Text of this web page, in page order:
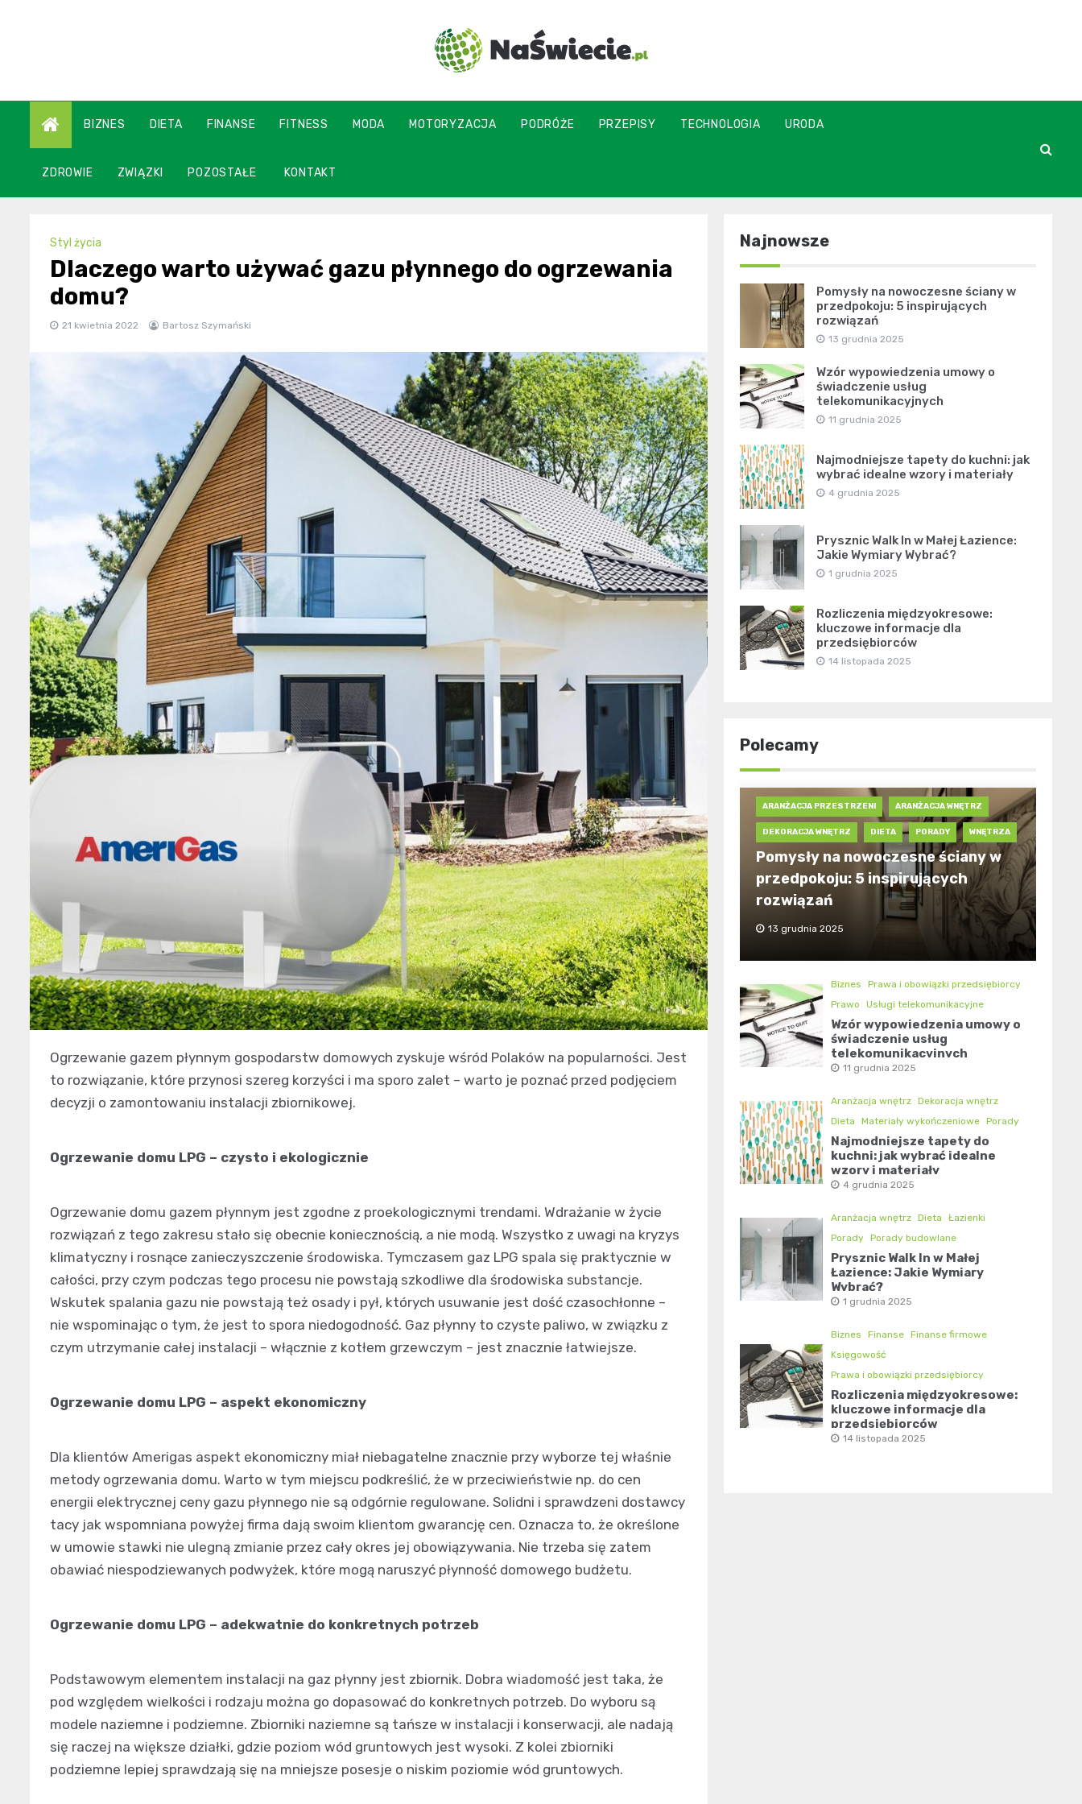
naswiecie.pl
BIZNES DIETA FINANSE FITNESS MODA MOTORYZACJA PODRÓŻE PRZEPISY TECHNOLOGIA URODA
ZDROWIE ZWIĄZKI POZOSTAŁE KONTAKT
Styl życia
Dlaczego warto używać gazu płynnego do ogrzewania
domu?
21 kwietnia 2022 Bartosz Szymański
Ogrzewanie gazem płynnym gospodarstw domowych zyskuje wśród Polaków na popularności. Jest
to rozwiązanie, które przynosi szereg korzyści i ma sporo zalet – warto je poznać przed podjęciem
decyzji o zamontowaniu instalacji zbiornikowej.
Ogrzewanie domu LPG – czysto i ekologicznie
Ogrzewanie domu gazem płynnym jest zgodne z proekologicznymi trendami. Wdrażanie w życie
rozwiązań z tego zakresu stało się obecnie koniecznością, a nie modą. Wszystko z uwagi na kryzys
klimatyczny i rosnące zanieczyszczenie środowiska. Tymczasem gaz LPG spala się praktycznie w
całości, przy czym podczas tego procesu nie powstają szkodliwe dla środowiska substancje.
Wskutek spalania gazu nie powstają też osady i pył, których usuwanie jest dość czasochłonne –
nie wspominając o tym, że jest to spora niedogodność. Gaz płynny to czyste paliwo, w związku z
czym utrzymanie całej instalacji – włącznie z kotłem grzewczym – jest znacznie łatwiejsze.
Ogrzewanie domu LPG – aspekt ekonomiczny
Dla klientów Amerigas aspekt ekonomiczny miał niebagatelne znacznie przy wyborze tej właśnie
metody ogrzewania domu. Warto w tym miejscu podkreślić, że w przeciwieństwie np. do cen
energii elektrycznej ceny gazu płynnego nie są odgórnie regulowane. Solidni i sprawdzeni dostawcy
tacy jak wspomniana powyżej firma dają swoim klientom gwarancję cen. Oznacza to, że określone
w umowie stawki nie ulegną zmianie przez cały okres jej obowiązywania. Nie trzeba się zatem
obawiać niespodziewanych podwyżek, które mogą naruszyć płynność domowego budżetu.
Ogrzewanie domu LPG – adekwatnie do konkretnych potrzeb
Podstawowym elementem instalacji na gaz płynny jest zbiornik. Dobra wiadomość jest taka, że
pod względem wielkości i rodzaju można go dopasować do konkretnych potrzeb. Do wyboru są
modele naziemne i podziemne. Zbiorniki naziemne są tańsze w instalacji i konserwacji, ale nadają
się raczej na większe działki, gdzie poziom wód gruntowych jest wysoki. Z kolei zbiorniki
podziemne lepiej sprawdzają się na mniejsze posesje o niskim poziomie wód gruntowych.
Najnowsze
Pomysły na nowoczesne ściany w
przedpokoju: 5 inspirujących
rozwiązań
13 grudnia 2025
Wzór wypowiedzenia umowy o
świadczenie usług
telekomunikacyjnych
11 grudnia 2025
Najmodniejsze tapety do kuchni: jak
wybrać idealne wzory i materiały
4 grudnia 2025
Prysznic Walk In w Małej Łazience:
Jakie Wymiary Wybrać?
1 grudnia 2025
Rozliczenia międzyokresowe:
kluczowe informacje dla
przedsiębiorców
14 listopada 2025
Polecamy
ARANŻACJA PRZESTRZENI ARANŻACJA WNĘTRZ
DEKORACJA WNĘTRZ DIETA PORADY WNĘTRZA
Pomysły na nowoczesne ściany w
przedpokoju: 5 inspirujących
rozwiązań
13 grudnia 2025
Biznes
Prawa i obowiązki przedsiębiorcy
Prawo
Usługi telekomunikacyjne
Wzór wypowiedzenia umowy o
świadczenie usług
telekomunikacyjnych
11 grudnia 2025
Aranżacja wnętrz Dekoracja wnętrz
Dieta
Materiały wykończeniowe Porady
Najmodniejsze tapety do
kuchni: jak wybrać idealne
wzory i materiały
4 grudnia 2025
Aranżacja wnętrz Dieta
Łazienki
Porady Porady budowlane
Prysznic Walk In w Małej
Łazience: Jakie Wymiary
Wybrać?
1 grudnia 2025
Biznes Finanse Finanse firmowe
Księgowość
Prawa i obowiązki przedsiębiorcy
Rozliczenia międzyokresowe:
kluczowe informacje dla
przedsiębiorców
14 listopada 2025